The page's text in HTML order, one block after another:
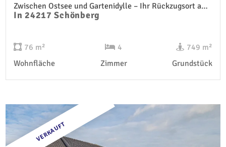
Zwischen Ostsee und Gartenidylle – Ihr Rückzugsort am Schönberger Strand
In 24217 Schönberg
76 m²
Wohnfläche
4
Zimmer
749 m²
Grundstück
VERKAUFT